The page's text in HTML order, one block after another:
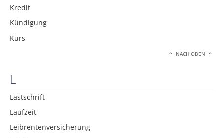
Kredit
Kündigung
Kurs
NACH OBEN
L
Lastschrift
Laufzeit
Leibrentenversicherung